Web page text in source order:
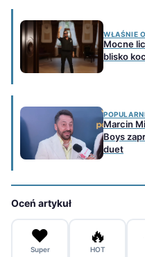
WŁAŚNIE
Mocne
blisko
Marcin
Boys
duet
Oceń artykuł
❤️
Super
🔥
HOT